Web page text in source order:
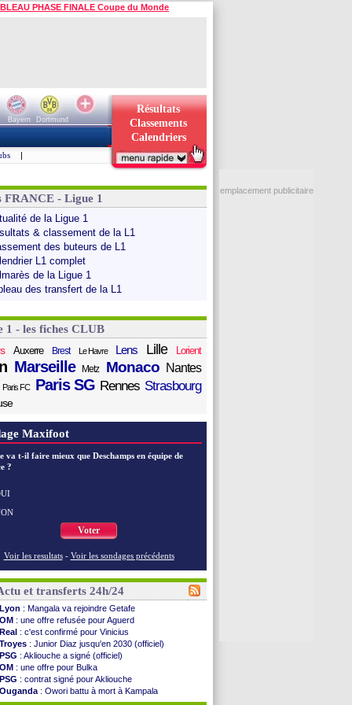
PHASE FINALE Coupe du Monde
Bayern
Dortmund
Résultats
Classements
Calendriers
|
FRANCE - Ligue 1
de la Ligue 1
& classement de la L1
des buteurs de L1
L1 complet
de la Ligue 1
des transfert de la L1
1 - les fiches CLUB
Auxerre Brest Le Havre Lens Lille Lorient
Marseille Metz Monaco Nantes
Paris FC Paris SG Rennes Strasbourg
Maxifoot
va t-il faire mieux que Deschamps en équipe de
?
Voter
Voir les resultats - Voir les sondages précédents
et transferts 24h/24
Lyon : Mangala va rejoindre Getafe
OM : une offre refusée pour Aguerd
Real : c'est confirmé pour Vinicius
Troyes : Junior Diaz jusqu'en 2030 (officiel)
PSG : Akliouche a signé (officiel)
OM : une offre pour Bulka
PSG : contrat signé pour Akliouche
Ouganda : Owori battu à mort à Kampala
Arsenal: Arteta veut créer une dynastie
emplacement publicitaire